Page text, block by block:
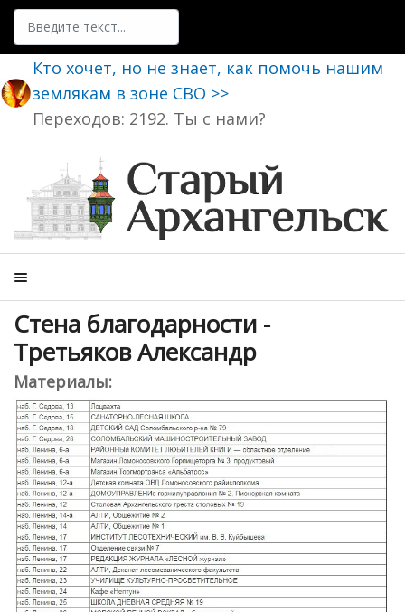
Поиск
Кто хочет, но не знает, как помочь нашим
землякам в зоне СВО >>
Переходов: 2192. Ты с нами?
Стена благодарности -
Третьяков Александр
Материалы: